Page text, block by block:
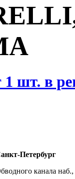
шт. в
Петербург
канала